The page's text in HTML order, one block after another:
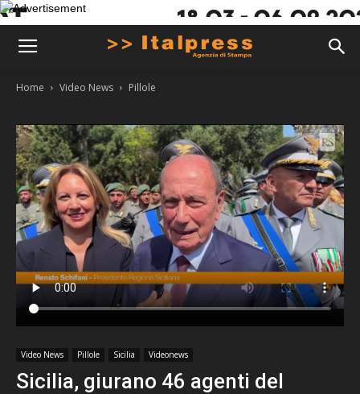
Home Video News Pillole
Video News Pillole Sicilia Videonews
Sicilia, giurano 46 agenti del